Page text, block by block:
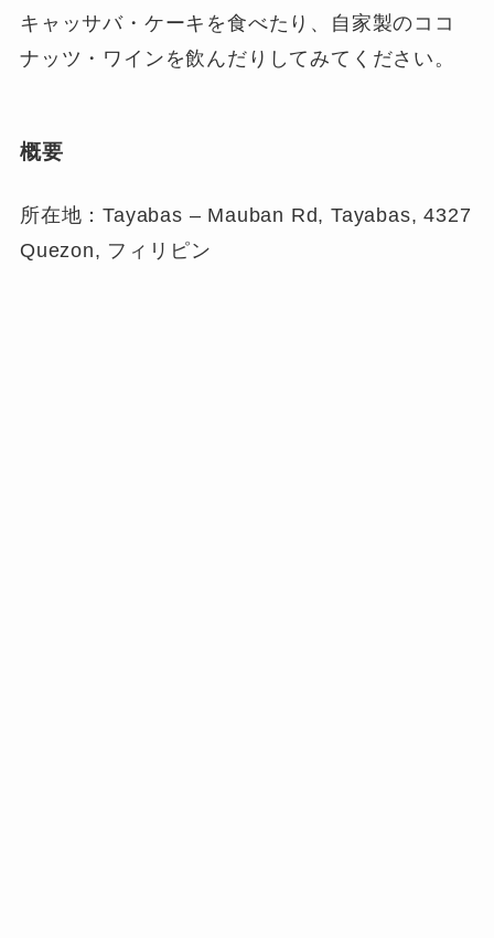
キャッサバ・ケーキを食べたり、自家製のココ
ナッツ・ワインを飲んだりしてみてください。
概要
所在地：Tayabas – Mauban Rd, Tayabas, 4327
Quezon, フィリピン